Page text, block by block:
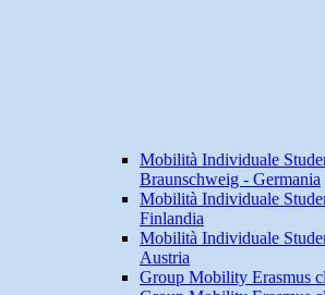
Mobilità Individuale
Braunschweig - Germania
Mobilità Individuale
Finlandia
Mobilità Individuale
Austria
Group Mobility Erasmus